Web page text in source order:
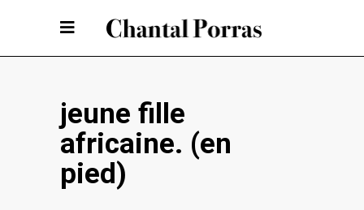
jeune fille
africaine. (en
pied)